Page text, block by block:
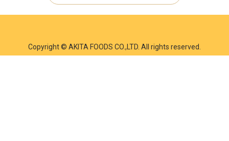
Copyright © AKITA FOODS CO.,LTD. All rights reserved.